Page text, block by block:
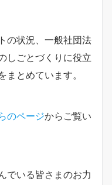
の状況、一般社団法
しごとづくりに役立
とめています。
のページからご覧い
でいる皆さまのお力